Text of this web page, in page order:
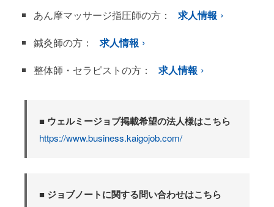
あん摩マッサージ指圧師の方：
求人情報
鍼灸師の方：
求人情報
整体師・セラピストの方：
求人情報
■ ウェルミージョブ掲載希望の法人様はこちら
https://www.business.kaigojob.com/
■ ジョブノートに関する問い合わせはこちら